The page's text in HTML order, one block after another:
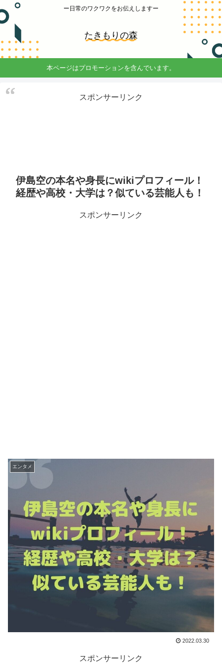
ー日常のワクワクをお伝えしますー
たきもりの森
本ページはプロモーションを含んでいます。
スポンサーリンク
伊島空の本名や身長にwikiプロフィール！
経歴や高校・大学は？似ている芸能人も！
スポンサーリンク
エンタメ
2022.03.30
スポンサーリンク